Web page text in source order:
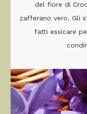
del fiore di
zafferano vero. Gli
fatti essicare